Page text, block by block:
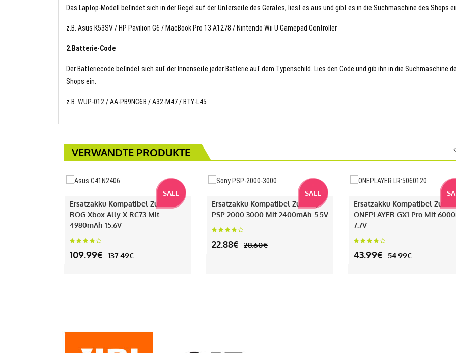
Das Laptop-Modell befindet sich in der Regel auf der Unterseite des Gerätes, liest es aus und gibt es in die Suchmaschine des Shops
z.B. Asus K53SV / HP Pavilion G6 / MacBook Pro 13 A1278 / Nintendo Wii U Gamepad Controller
2.Batterie-Code
Der Batteriecode befindet sich auf der Innenseite jeder Batterie auf dem Typenschild. Lies den Code und gib ihn in die Suchmaschine
Shops ein.
z.B. WUP-012 / AA-PB9NC6B / A32-M47 / BTY-L45
VERWANDTE PRODUKTE
SALE
Ersatzakku Kompatibel Zu Asus
ROG Xbox Ally X RC73 Mit
4980mAh 15.6V
109.99€ 137.49€
SALE
Ersatzakku Kompatibel Zu Sony
PSP 2000 3000 Mit 2400mAh 5.5V
22.88€ 28.60€
Ersatzakku Kompatibel Zu
ONEPLAYER GX1 Pro Mit
7.7V
43.99€ 54.99€